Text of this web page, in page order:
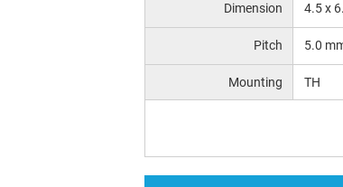
Dimension 4.5 x
Pitch 5.0
Mounting TH